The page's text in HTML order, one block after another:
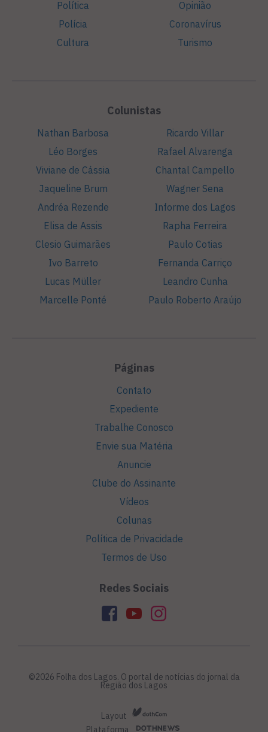
Política
Polícia
Cultura
Opinião
Coronavírus
Turismo
Colunistas
Nathan Barbosa
Léo Borges
Viviane de Cássia
Jaqueline Brum
Andréa Rezende
Elisa de Assis
Clesio Guimarães
Ivo Barreto
Lucas Müller
Marcelle Ponté
Ricardo Villar
Rafael Alvarenga
Chantal Campello
Wagner Sena
Informe dos Lagos
Rapha Ferreira
Paulo Cotias
Fernanda Carriço
Leandro Cunha
Paulo Roberto Araújo
Páginas
Contato
Expediente
Trabalhe Conosco
Envie sua Matéria
Anuncie
Clube do Assinante
Vídeos
Colunas
Política de Privacidade
Termos de Uso
Redes Sociais
©2026 Folha dos Lagos. O portal de notícias do jornal da
Região dos Lagos
Layout
Plataforma